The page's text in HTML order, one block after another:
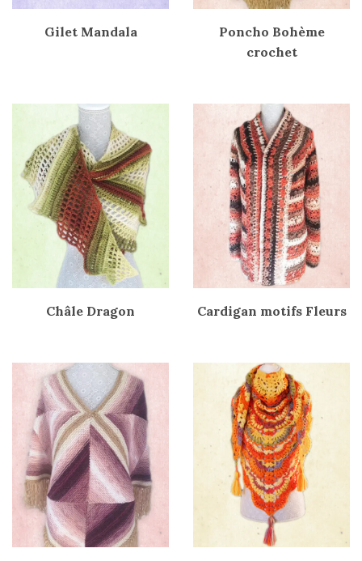
Gilet Mandala
Poncho Bohème
crochet
Châle Dragon Cardigan motifs Fleurs